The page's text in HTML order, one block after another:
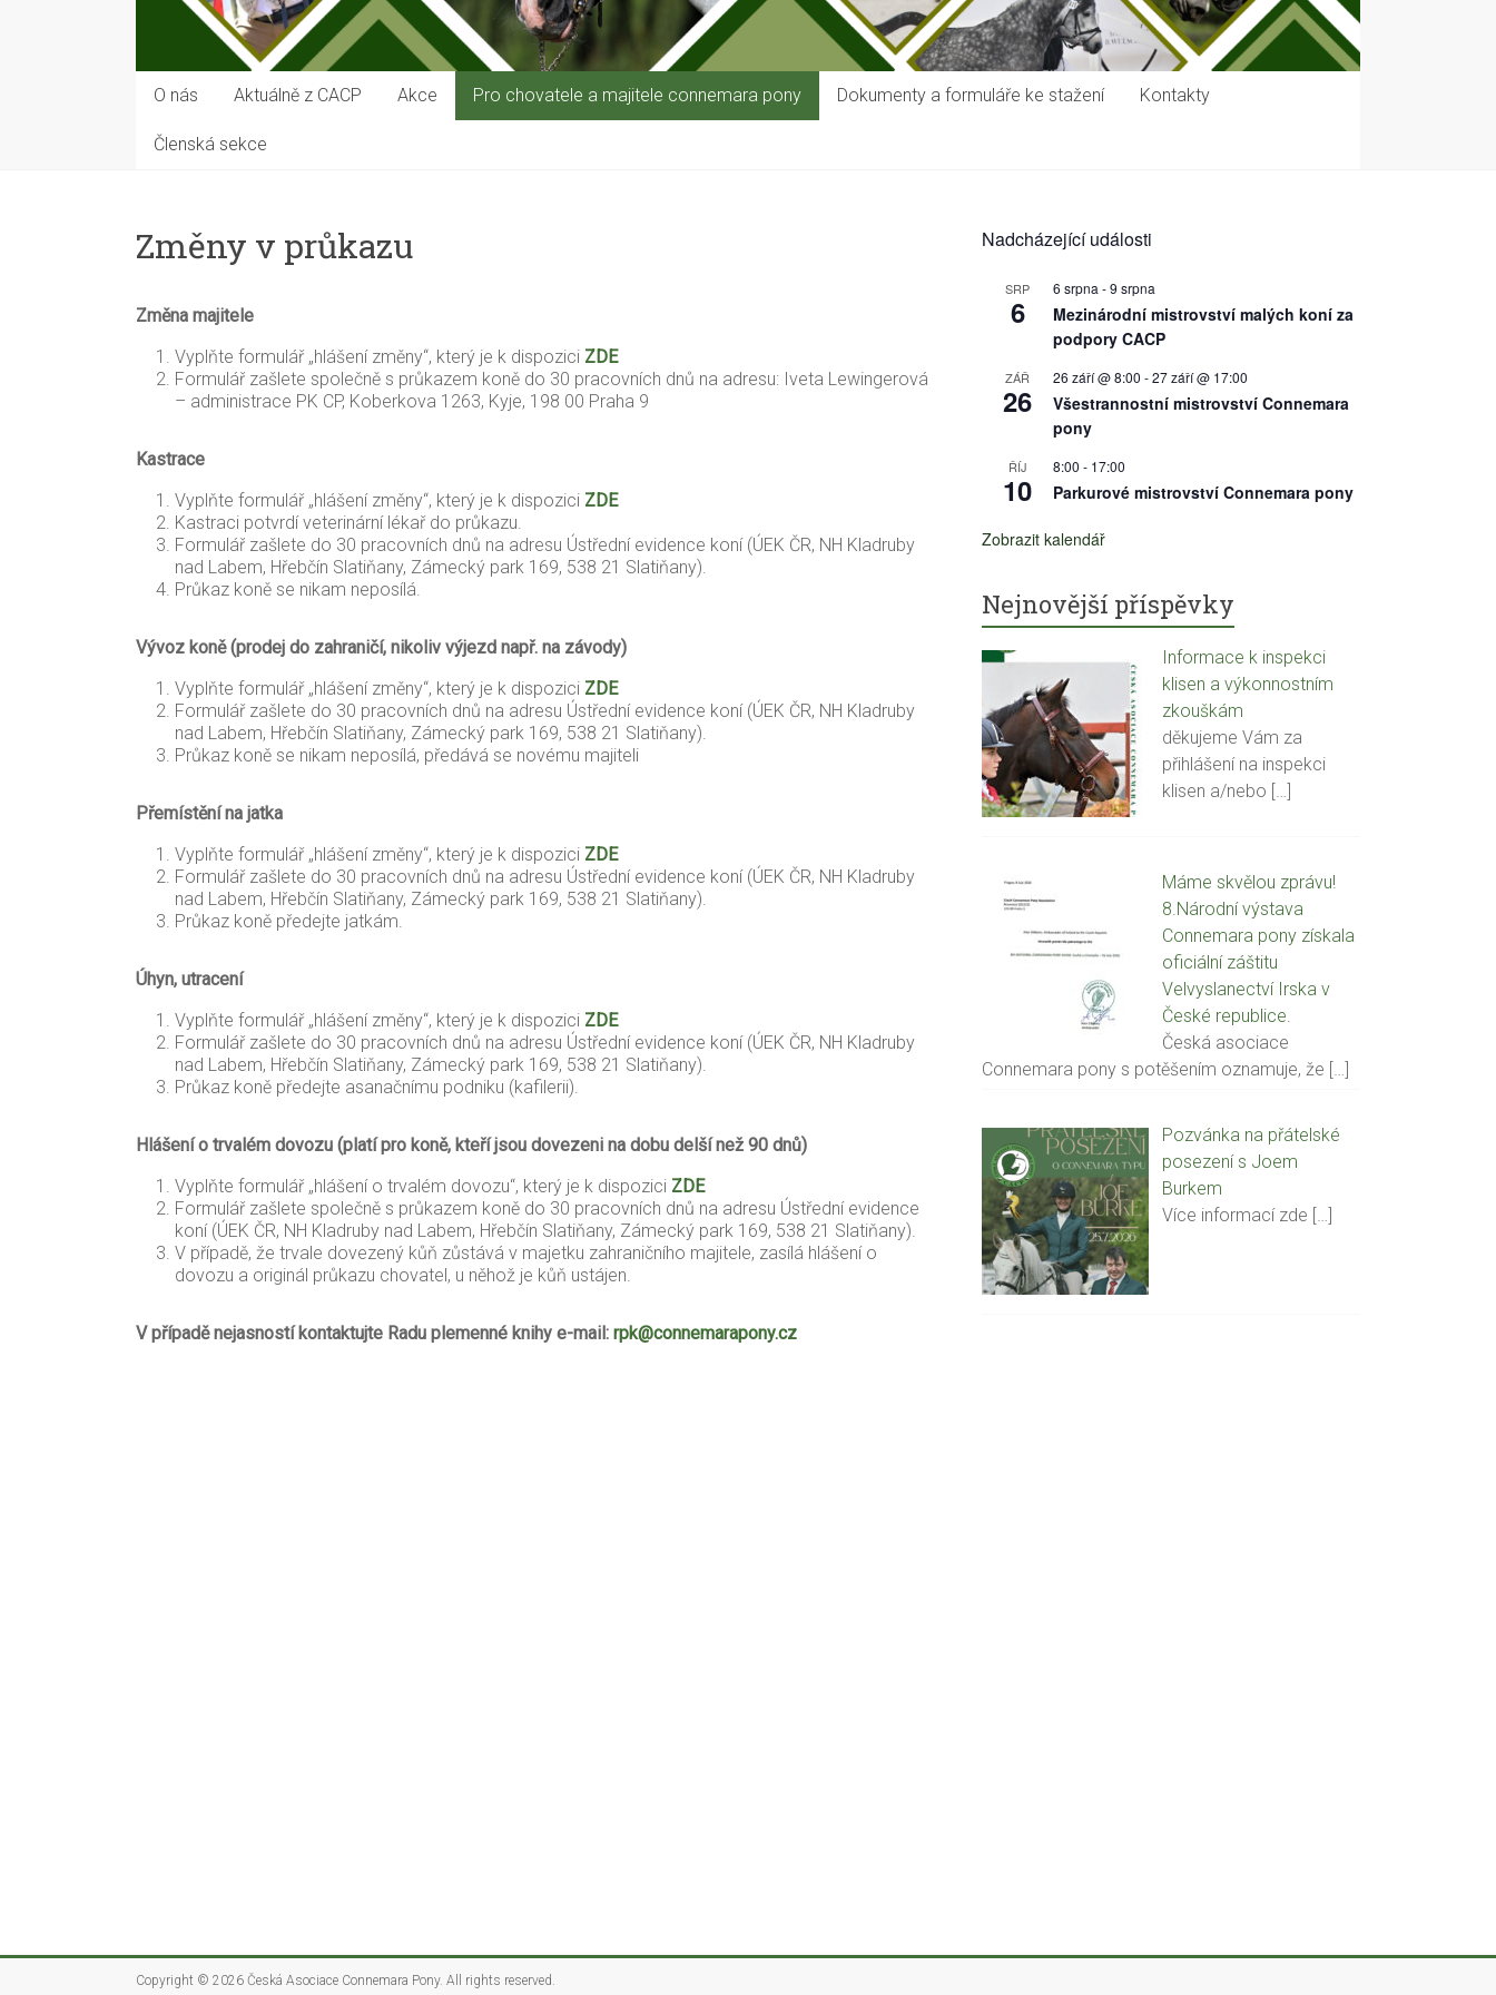
O nás Aktuálně z CACP Akce Pro chovatele a majitele connemara pony Dokumenty a formuláře ke stažení Kontakty
Členská sekce
Změny v průkazu
Změna majitele
Vyplňte formulář „hlášení změny“, který je k dispozici ZDE
Formulář zašlete společně s průkazem koně do 30 pracovních dnů na adresu: Iveta Lewingerová
– administrace PK CP, Koberkova 1263, Kyje, 198 00 Praha 9
Kastrace
Vyplňte formulář „hlášení změny“, který je k dispozici ZDE
Kastraci potvrdí veterinární lékař do průkazu.
Formulář zašlete do 30 pracovních dnů na adresu Ústřední evidence koní (ÚEK ČR, NH Kladruby
nad Labem, Hřebčín Slatiňany, Zámecký park 169, 538 21 Slatiňany).
Průkaz koně se nikam neposílá.
Vývoz koně (prodej do zahraničí, nikoliv výjezd např. na závody)
Vyplňte formulář „hlášení změny“, který je k dispozici ZDE
Formulář zašlete do 30 pracovních dnů na adresu Ústřední evidence koní (ÚEK ČR, NH Kladruby
nad Labem, Hřebčín Slatiňany, Zámecký park 169, 538 21 Slatiňany).
Průkaz koně se nikam neposílá, předává se novému majiteli
Přemístění na jatka
Vyplňte formulář „hlášení změny“, který je k dispozici ZDE
Formulář zašlete do 30 pracovních dnů na adresu Ústřední evidence koní (ÚEK ČR, NH Kladruby
nad Labem, Hřebčín Slatiňany, Zámecký park 169, 538 21 Slatiňany).
Průkaz koně předejte jatkám.
Úhyn, utracení
Vyplňte formulář „hlášení změny“, který je k dispozici ZDE
Formulář zašlete do 30 pracovních dnů na adresu Ústřední evidence koní (ÚEK ČR, NH Kladruby
nad Labem, Hřebčín Slatiňany, Zámecký park 169, 538 21 Slatiňany).
Průkaz koně předejte asanačnímu podniku (kafilerii).
Hlášení o trvalém dovozu (platí pro koně, kteří jsou dovezeni na dobu delší než 90 dnů)
Vyplňte formulář „hlášení o trvalém dovozu“, který je k dispozici ZDE
Formulář zašlete společně s průkazem koně do 30 pracovních dnů na adresu Ústřední evidence
koní (ÚEK ČR, NH Kladruby nad Labem, Hřebčín Slatiňany, Zámecký park 169, 538 21 Slatiňany).
V případě, že trvale dovezený kůň zůstává v majetku zahraničního majitele, zasílá hlášení o
dovozu a originál průkazu chovatel, u něhož je kůň ustájen.
V případě nejasností kontaktujte Radu plemenné knihy e-mail: rpk@connemarapony.cz
Nadcházející události
SRP
6
6 srpna -9 srpna
Mezinárodní mistrovství malých koní za
podpory CACP
ZÁŘ
26
26 září @ 8:00 -27 září @ 17:00
Všestrannostní mistrovství Connemara
pony
ŘÍJ
10
8:00 - 17:00
Parkurové mistrovství Connemara pony
Zobrazit kalendář
Nejnovější příspěvky
Informace k inspekci
klisen a výkonnostním
zkouškám
děkujeme Vám za
přihlášení na inspekci
klisen a/nebo […]
Máme skvělou zprávu!
8.Národní výstava
Connemara pony získala
oficiální záštitu
Velvyslanectví Irska v
České republice.
Česká asociace
Connemara pony s potěšením oznamuje, že […]
Pozvánka na přátelské
posezení s Joem
Burkem
Více informací zde […]
Copyright © 2026 Česká Asociace Connemara Pony. All rights reserved.